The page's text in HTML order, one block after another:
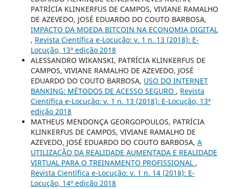
PATRÍCIA KLINKERFUS DE CAMPOS, VIVIANE RAMALHO
DE AZEVEDO, JOSÉ EDUARDO DO COUTO BARBOSA,
IMPACTO DA MOEDA BITCOIN NA ECONOMIA DIGITAL
, Revista Científica e-Locução: v. 1 n. 13 (2018): E-
Locução, 13ª edição 2018
ALESSANDRO WIKANSKI, PATRÍCIA KLINKERFUS DE
CAMPOS, VIVIANE RAMALHO DE AZEVEDO, JOSÉ
EDUARDO DO COUTO BARBOSA, USO DO INTERNET
BANKING: MÉTODOS DE ACESSO SEGURO , Revista
Científica e-Locução: v. 1 n. 13 (2018): E-Locução, 13ª
edição 2018
MATHEUS MENDONÇA GEORGOPOULOS, PATRÍCIA
KLINKERFUS DE CAMPOS, VIVIANE RAMALHO DE
AZEVEDO, JOSÉ EDUARDO DO COUTO BARBOSA, A
UTILIZAÇÃO DA REALIDADE AUMENTADA E REALIDADE
VIRTUAL PARA O TREINAMENTO PROFISSIONAL ,
Revista Científica e-Locução: v. 1 n. 14 (2018): E-
Locução, 14ª edição 2018